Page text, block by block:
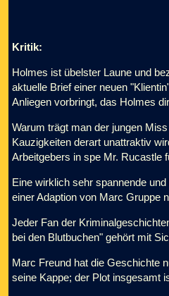
Kritik:
Holmes ist übelster Laune und
aktuelle Brief einer neuen
Anliegen vorbringt, das Holmes
Warum trägt man der jungen
Kauzigkeiten derart unattraktiv
Arbeitgebers in spe Mr. Rucastle
Eine wirklich sehr spannende
einer Adaption von Marc Gruppe
Jeder Fan der
bei den Blutbuchen" gehört mit
Marc Freund hat die Geschichte
seine Kappe; der Plot insgesamt